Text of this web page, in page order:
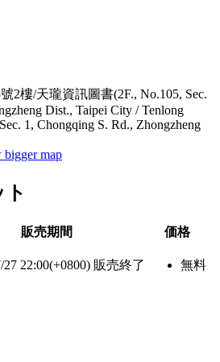
2樓/天瓏資訊圖書(2F., No.105, Sec.
Dist., Taipei City / Tenlong
1, Chongqing S. Rd., Zhongzheng
bigger map
販売期間
価格
27 22:00(+0800) 販売終了 無料